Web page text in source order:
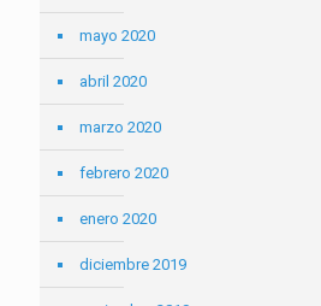
mayo 2020
abril 2020
marzo 2020
febrero 2020
enero 2020
diciembre 2019